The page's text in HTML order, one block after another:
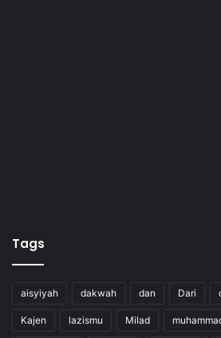
Tags
aisyiyah dakwah dan Dari
Kajen lazismu Milad